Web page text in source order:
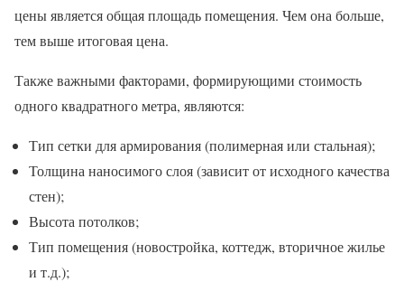
цены является общая площадь помещения. Чем она больше,
тем выше итоговая цена.
Также важными факторами, формирующими стоимость
одного квадратного метра, являются:
Тип сетки для армирования (полимерная или стальная);
Толщина наносимого слоя (зависит от исходного качества
стен);
Высота потолков;
Тип помещения (новостройка, коттедж, вторичное жилье
и т.д.);